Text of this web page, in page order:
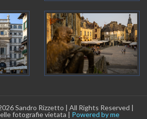
Sandro Rizzetto | All Rights Reserved |
fotografie vietata | Powered by me